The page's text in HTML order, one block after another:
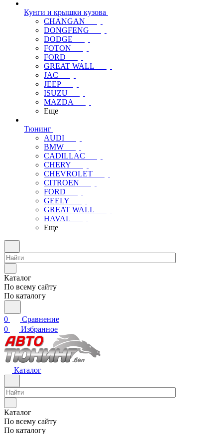
Кунги и крышки кузова
CHANGAN
DONGFENG
DODGE
FOTON
FORD
GREAT WALL
JAC
JEEP
ISUZU
MAZDA
Еще
Тюнинг
AUDI
BMW
CADILLAC
CHERY
CHEVROLET
CITROEN
FORD
GEELY
GREAT WALL
HAVAL
Еще
Каталог
По всему сайту
По каталогу
0
Сравнение
0
Избранное
Каталог
Каталог
По всему сайту
По каталогу